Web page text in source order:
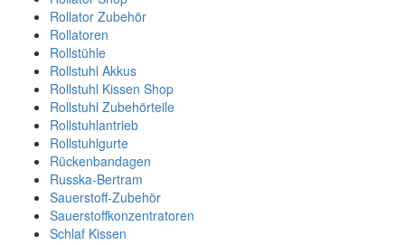
Rollator Zubehör
Rollatoren
Rollstühle
Rollstuhl Akkus
Rollstuhl Kissen Shop
Rollstuhl Zubehörteile
Rollstuhlantrieb
Rollstuhlgurte
Rückenbandagen
Russka-Bertram
Sauerstoff-Zubehör
Sauerstoffkonzentratoren
Schlaf Kissen